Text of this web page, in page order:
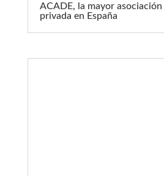
ACADE, la mayor asociación
privada en España